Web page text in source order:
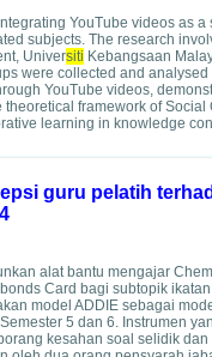
YouTube videos as
subjects. The research
Universiti Kebangsaan
were collected and
YouTube videos,
framework of
learning in knowledge
guru pelatih
alat bantu mengajar
Card bagi subtopik
model ADDIE sebagai
5 dan 6. Instrumen
kesahan soal selidik